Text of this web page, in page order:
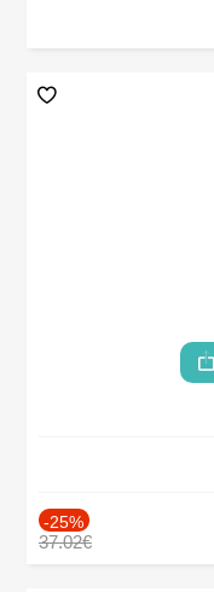
-25%
37.02€